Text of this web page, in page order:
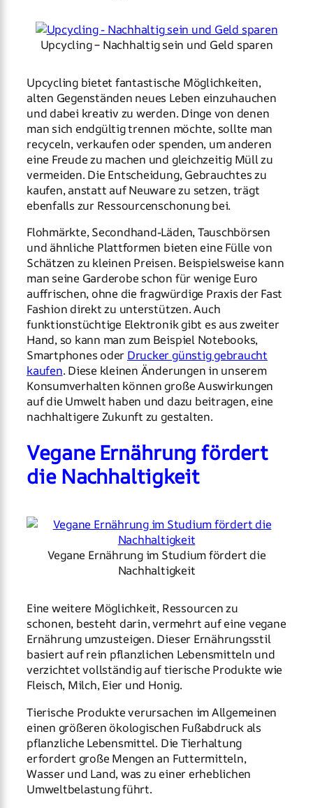
Upcycling – Nachhaltig sein und Geld sparen
Upcycling bietet fantastische Möglichkeiten,
alten Gegenständen neues Leben einzuhauchen
und dabei kreativ zu werden. Dinge von denen
man sich endgültig trennen möchte, sollte man
recyceln, verkaufen oder spenden, um anderen
eine Freude zu machen und gleichzeitig Müll zu
vermeiden. Die Entscheidung, Gebrauchtes zu
kaufen, anstatt auf Neuware zu setzen, trägt
ebenfalls zur Ressourcenschonung bei.
Flohmärkte, Secondhand-Läden, Tauschbörsen
und ähnliche Plattformen bieten eine Fülle von
Schätzen zu kleinen Preisen. Beispielsweise kann
man seine Garderobe schon für wenige Euro
auffrischen, ohne die fragwürdige Praxis der Fast
Fashion direkt zu unterstützen. Auch
funktionstüchtige Elektronik gibt es aus zweiter
Hand, so kann man zum Beispiel Notebooks,
Smartphones oder Drucker günstig gebraucht
kaufen. Diese kleinen Änderungen in unserem
Konsumverhalten können große Auswirkungen
auf die Umwelt haben und dazu beitragen, eine
nachhaltigere Zukunft zu gestalten.
Vegane Ernährung fördert
die Nachhaltigkeit
Vegane Ernährung im Studium fördert die
Nachhaltigkeit
Eine weitere Möglichkeit, Ressourcen zu
schonen, besteht darin, vermehrt auf eine vegane
Ernährung umzusteigen. Dieser Ernährungsstil
basiert auf rein pflanzlichen Lebensmitteln und
verzichtet vollständig auf tierische Produkte wie
Fleisch, Milch, Eier und Honig.
Tierische Produkte verursachen im Allgemeinen
einen größeren ökologischen Fußabdruck als
pflanzliche Lebensmittel. Die Tierhaltung
erfordert große Mengen an Futtermitteln,
Wasser und Land, was zu einer erheblichen
Umweltbelastung führt.